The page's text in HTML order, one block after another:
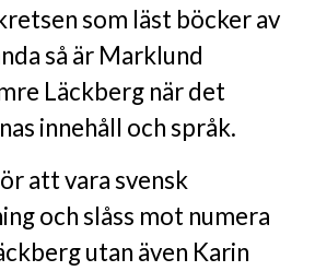
som läst böcker av
så är Marklund
Läckberg när det
innehåll och språk.
att vara svensk
och slåss mot numera
utan även Karin